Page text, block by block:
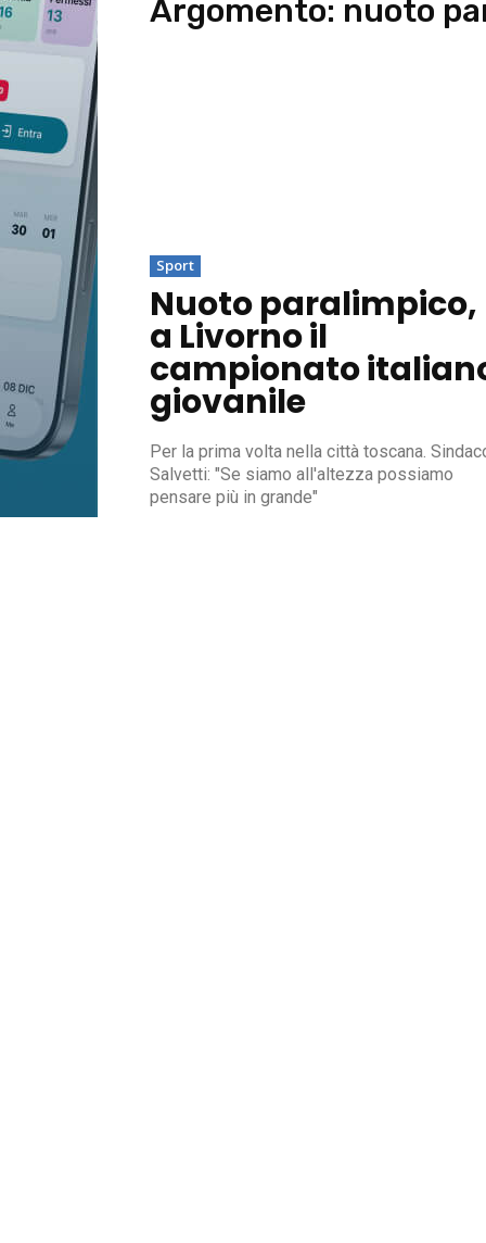
Argomento: nuoto
Sport
Nuoto paralimpico,
a Livorno il
campionato
giovanile
Per la prima volta nella città toscana.
Salvetti: "Se siamo all'altezza possiamo
pensare più in grande"